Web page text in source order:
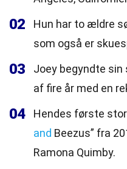
02
Hun har to ældre
som også er
03
Joey begyndte sin
af fire år med en
04
Hendes første
and Beezus” fra
Ramona Quimby.